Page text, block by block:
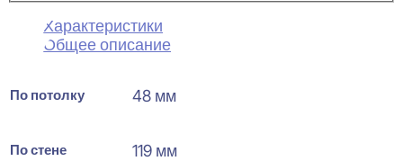
Характеристики
Общее описание
По потолку 48 мм
По стене 119 мм